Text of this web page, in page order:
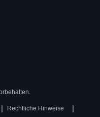
| Rechtliche Hinweise |